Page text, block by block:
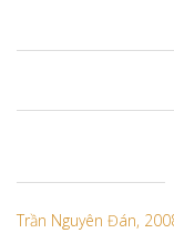
Trần Nguyên Đán,